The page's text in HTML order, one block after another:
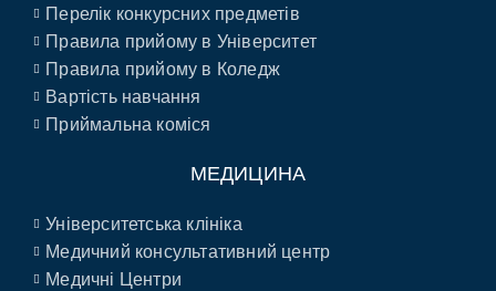
Перелік конкурсних предметів
Правила прийому в Університет
Правила прийому в Коледж
Вартість навчання
Приймальна коміся
МЕДИЦИНА
Університетська клініка
Медичний консультативний центр
Медичні Центри